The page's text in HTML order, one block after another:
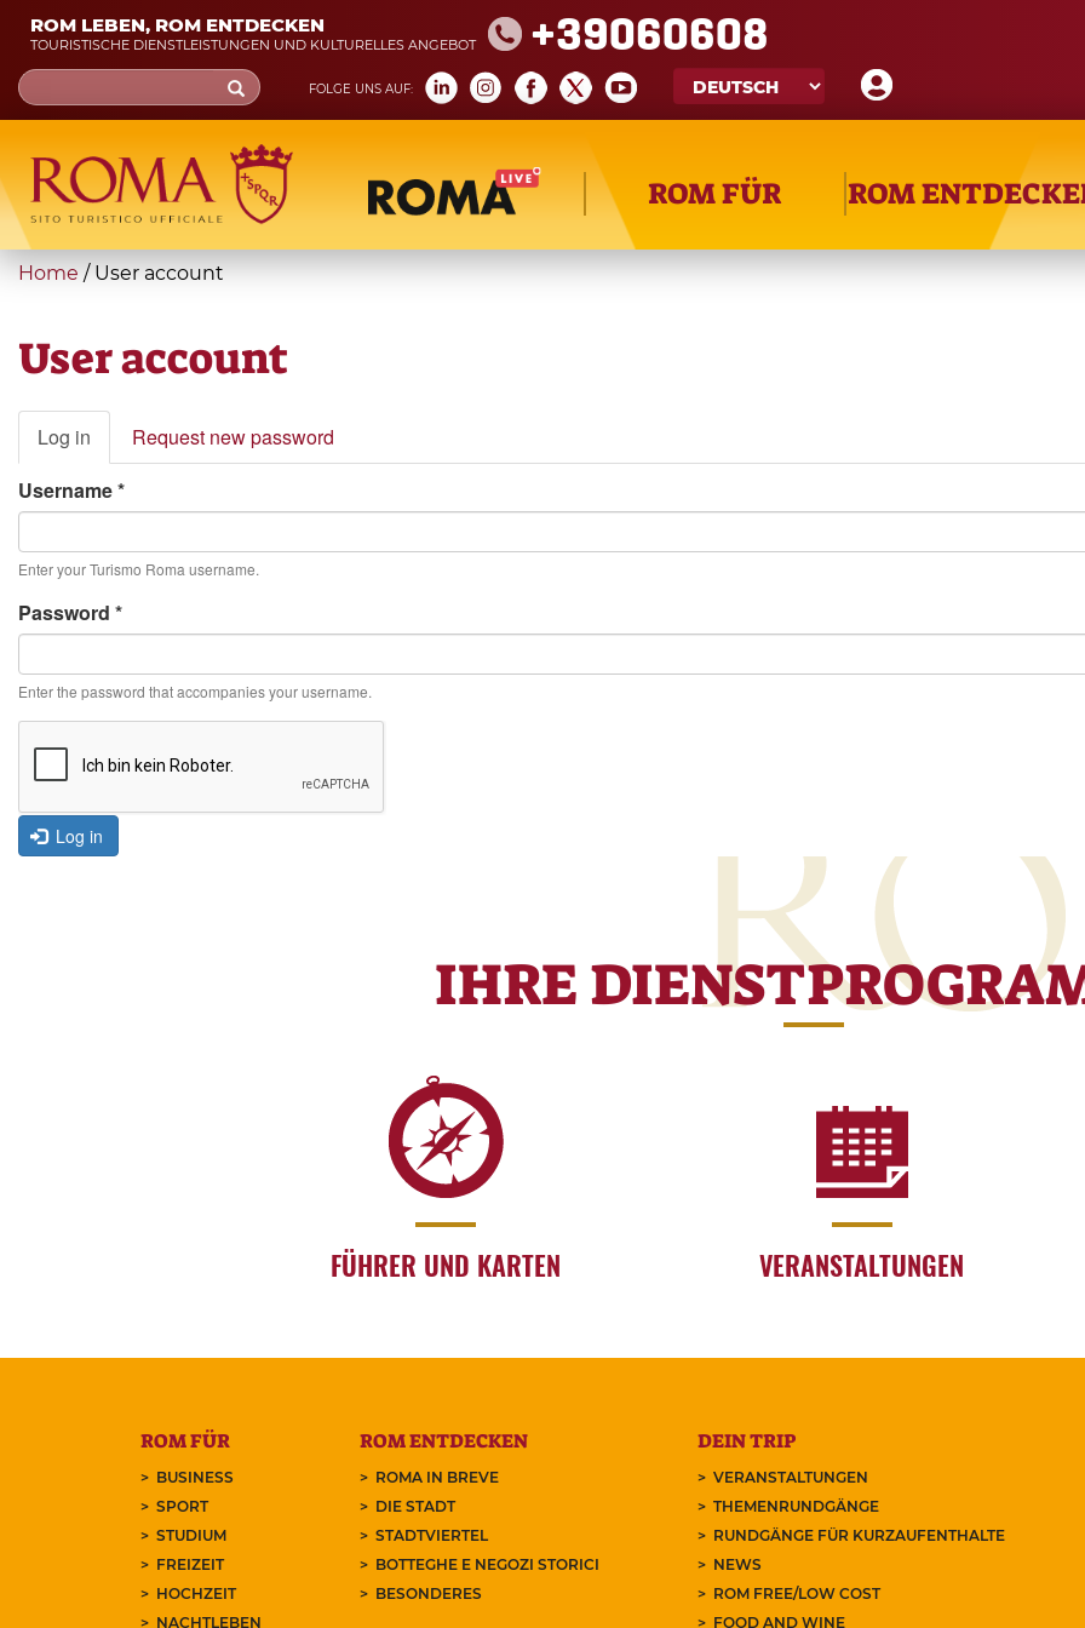
Skip
main
content
ROM LEBEN, ROM ENTDECKEN
TOURISTISCHE DIENSTLEISTUNGEN UND KULTURELLES ANGEBOT +39060608
FOLGE UNS AUF:
Search
form
Suche
ROM FÜR ROM
You
here
Home / User account
User account
Primary
tabs
Log in (active
tab)
Request new password
Username*
Enter your Turismo Roma username.
Password *
Enter the password that accompanies your username.
Log in
IHRE
FÜHRER UND KARTEN VERANSTALTUNGEN
ROM FÜR
BUSINESS
SPORT
STUDIUM
FREIZEIT
HOCHZEIT
NACHTLEBEN
ROM ENTDECKEN
ROMA IN BREVE
DIE STADT
STADTVIERTEL
BOTTEGHE E NEGOZI STORICI
BESONDERES
DEIN TRIP
VERANSTALTUNGEN
THEMENRUNDGÄNGE
RUNDGÄNGE FÜR KURZAUFENTHALTE
NEWS
ROM FREE/LOW COST
FOOD AND WINE